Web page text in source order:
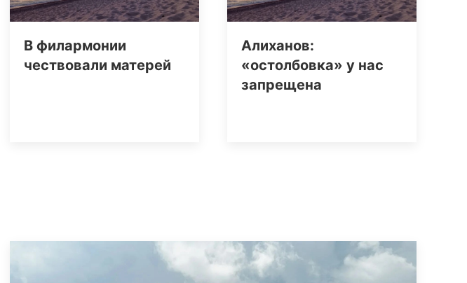
В филармонии
чествовали матерей
Алиханов:
«остолбовка» у нас
запрещена